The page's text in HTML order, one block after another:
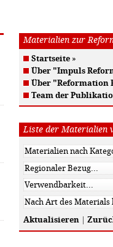
Materialien zur
Startseite »
Über "Impuls
Über "Reformation
Team der
Liste der Materialien
Aktualisieren|